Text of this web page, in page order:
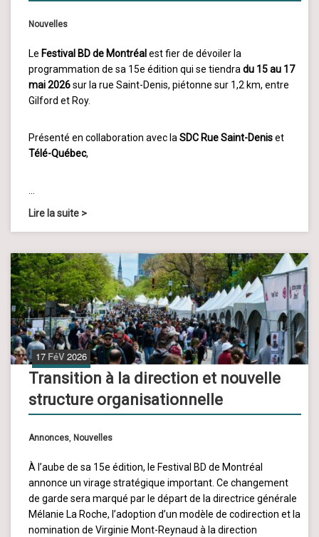
Nouvelles
Le Festival BD de Montréal est fier de dévoiler la
programmation de sa 15e édition qui se tiendra du 15 au 17
mai 2026sur la rue Saint-Denis, piétonne sur 1,2 km, entre
Gilford et Roy.
Présenté en collaboration avec la SDC Rue Saint-Deniset
Télé-Québec,
Lire la suite >
17 FéV2026
Transition à la direction et nouvelle
structure organisationnelle
Annonces, Nouvelles
À l’aube de sa 15e édition, le Festival BD de Montréal
annonce un virage stratégique important. Ce changement
de garde sera marqué par le départ de la directrice générale
Mélanie La Roche, l’adoption d’un modèle de codirection et la
nomination de Virginie Mont-Reynaud à la direction